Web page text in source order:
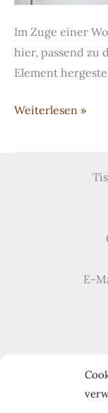
Im Zuge einer
hier, passend zu
Element
Weiß-
verglaste
Weiterlesen »
E-